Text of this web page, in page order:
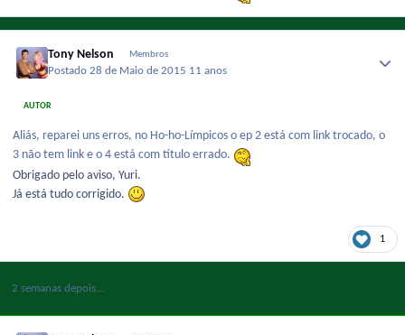
Tony Nelson Membros
Postado28 de Maio de 2015 11 anos
AUTOR
Aliás, reparei uns erros, no Ho-ho-Límpicos o ep 2 está com link trocado, o
3 não tem link e o 4 está com título errado.
Obrigado pelo aviso, Yuri.
Já está tudo corrigido.
1
2 semanas depois...